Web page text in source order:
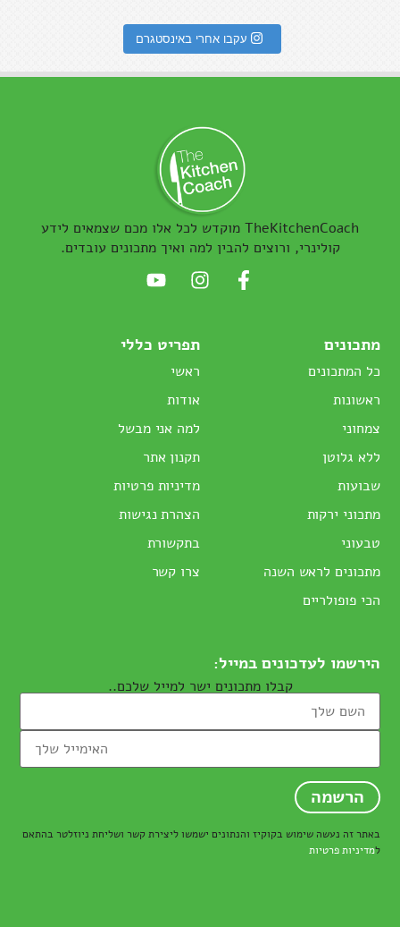
עקבו אחרי באינסטגרם
TheKitchenCoach מוקדש לכל אלו מכם שצמאים לידע
קולינרי, ורוצים להבין למה ואיך מתכונים עובדים.
מתכונים
כל המתכונים
ראשונות
צמחוני
ללא גלוטן
שבועות
מתכוני ירקות
טבעוני
מתכונים לראש השנה
הכי פופולריים
תפריט כללי
ראשי
אודות
למה אני מבשל
תקנון אתר
מדיניות פרטיות
הצהרת נגישות
בתקשורת
צרו קשר
הירשמו לעדכונים במייל:
קבלו מתכונים ישר למייל שלכם..
באתר זה נעשה שימוש בקוקיז והנתונים ישמשו ליצירת קשר ושליחת ניוזלטר בהתאם
למדיניות פרטיות